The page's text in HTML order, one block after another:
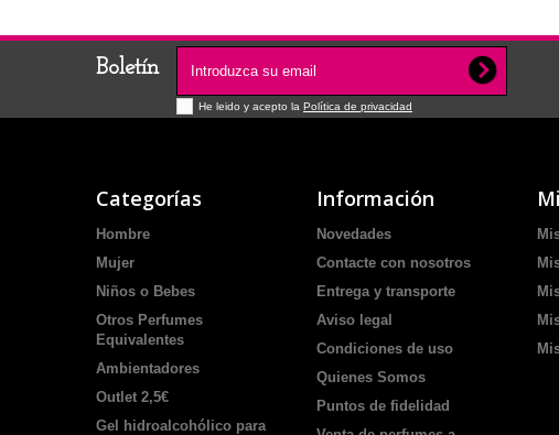
Boletín
He leido y acepto la Política de privacidad
Categorías
Hombre
Mujer
Niños o Bebes
Otros Perfumes
Equivalentes
Ambientadores
Outlet 2,5€
Gel hidroalcohólico para
Información
Novedades
Contacte con nosotros
Entrega y transporte
Aviso legal
Condiciones de uso
Quienes Somos
Puntos de fidelidad